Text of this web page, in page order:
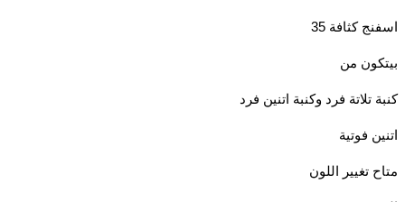
كثافة 35
من
تلاتة فرد وكنبة اتنين فرد
فوتية
اللون